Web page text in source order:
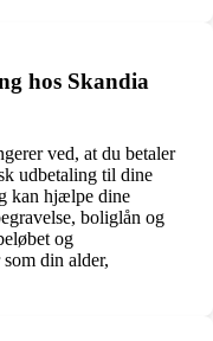
hos Skandia
ved, at du betaler
udbetaling til dine
kan hjælpe dine
boliglån og
og
din alder,